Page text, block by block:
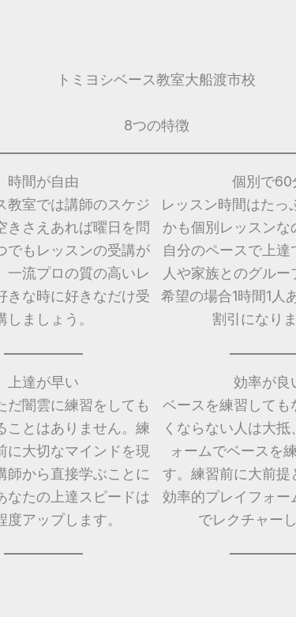
トミヨシベース教室大船渡市校
8つの特徴
時間が自由
教室では講師のスケジ
きさえあれば曜日を問
でもレッスンの受講が
一流プロの質の高いレ
きな時に好きなだけ受
しましょう。
個別で60
レッスン時間はたっ
かも個別レッスンな
自分のペースで上達
人や家族とのグルー
希望の場合1時間1人
割引になりま
上達が早い
だ闇雲に練習をしても
ことはありません。練
に大切なマインドを現
師から直接学ぶことに
なたの上達スピードは
度アップします。
効率が良
ベースを練習しても
くならない人は大抵
ォームでベースを
す。練習前に大前提
効率的プレイフォー
でレクチャーし